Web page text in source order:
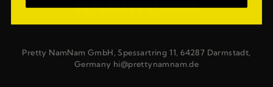
Pretty NamNam GmbH, Spessartring 11, 64287 Darmstadt,
Germany hi@prettynamnam.de